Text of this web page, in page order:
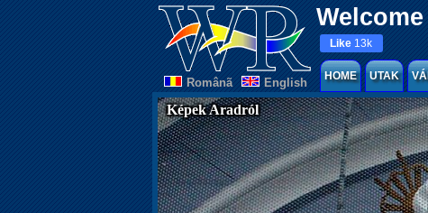
Românã English
Like 13k
HOME UTAK
Képek Aradról